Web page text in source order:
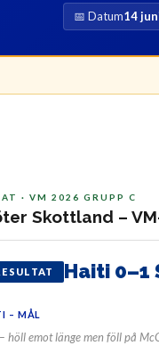
📅 Datum14
· VM 2026 GRUPP C
Skottland –
Haiti
– MÅL
höll emot länge men föll på